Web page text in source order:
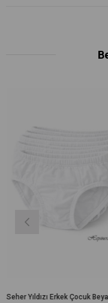
Erkek Çocuk Beyaz